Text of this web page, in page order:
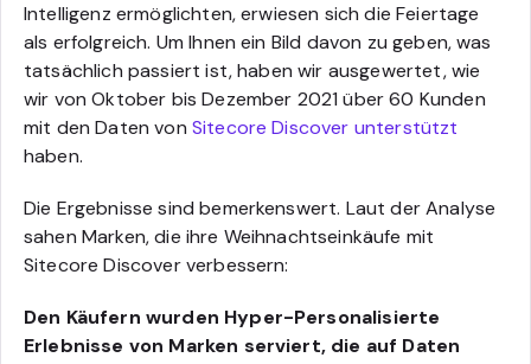
Intelligenz ermöglichten, erwiesen sich die Feiertage
als erfolgreich. Um Ihnen ein Bild davon zu geben, was
tatsächlich passiert ist, haben wir ausgewertet, wie
wir von Oktober bis Dezember 2021 über 60 Kunden
mit den Daten von Sitecore Discover unterstützt
haben.
Die Ergebnisse sind bemerkenswert. Laut der Analyse
sahen Marken, die ihre Weihnachtseinkäufe mit
Sitecore Discover verbessern:
Den Käufern wurden Hyper-Personalisierte
Erlebnisse von Marken serviert, die auf Daten